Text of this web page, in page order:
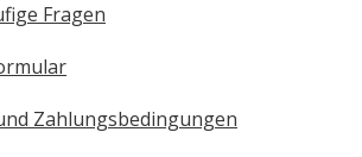
Fragen
Zahlungsbedingungen